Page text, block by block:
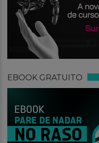
EBOOK GRATUITO